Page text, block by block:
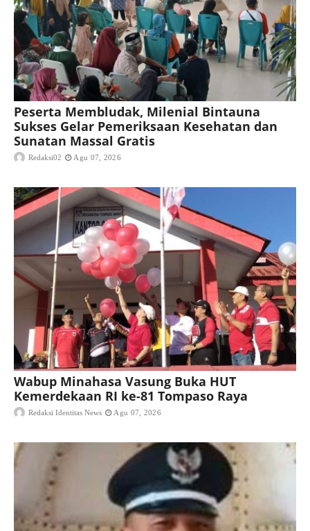
Peserta Membludak, Milenial Bintauna
Sukses Gelar Pemeriksaan Kesehatan dan
Sunatan Massal Gratis
Redaksi02 Agu 07, 2026
Wabup Minahasa Vasung Buka HUT
Kemerdekaan RI ke-81 Tompaso Raya
Redaksi Identitas News Agu 07, 2026